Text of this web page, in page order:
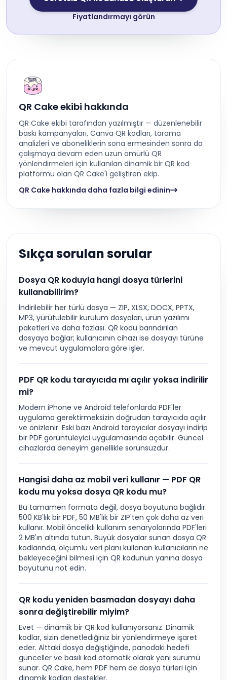
Fiyatlandırmayı görün
QR Cake ekibi hakkında
QR Cake ekibi tarafından yazılmıştır — düzenlenebilir
baskı kampanyaları, Canva QR kodları, tarama
analizleri ve aboneliklerin sona ermesinden sonra da
çalışmaya devam eden uzun ömürlü QR
yönlendirmeleri için kullanılan dinamik bir QR kod
platformu olan QR Cake'i geliştiren ekip.
QR Cake hakkında daha fazla bilgi edinin
Sıkça sorulan sorular
Dosya QR koduyla hangi dosya türlerini
kullanabilirim?
İndirilebilir her türlü dosya — ZIP, XLSX, DOCX, PPTX,
MP3, yürütülebilir kurulum dosyaları, ürün yazılımı
paketleri ve daha fazlası. QR kodu barındırılan
dosyaya bağlar; kullanıcının cihazı ise dosyayı türüne
ve mevcut uygulamalara göre işler.
PDF QR kodu tarayıcıda mı açılır yoksa indirilir
mi?
Modern iPhone ve Android telefonlarda PDF'ler
uygulama gerektirmeksizin doğrudan tarayıcıda açılır
ve önizlenir. Eski bazı Android tarayıcılar dosyayı indirip
bir PDF görüntüleyici uygulamasında açabilir. Güncel
cihazlarda deneyim genellikle sorunsuzdur.
Hangisi daha az mobil veri kullanır — PDF QR
kodu mu yoksa dosya QR kodu mu?
Bu tamamen formata değil, dosya boyutuna bağlıdır.
500 KB'lık bir PDF, 50 MB'lık bir ZIP'ten çok daha az veri
kullanır. Mobil öncelikli kullanım senaryolarında PDF'leri
2 MB'ın altında tutun. Büyük dosyalar sunan dosya QR
kodlarında, ölçümlü veri planı kullanan kullanıcıların ne
bekleyeceğini bilmesi için QR kodunun yanına dosya
boyutunu not edin.
QR kodu yeniden basmadan dosyayı daha
sonra değiştirebilir miyim?
Evet — dinamik bir QR kod kullanıyorsanız. Dinamik
kodlar, sizin denetlediğiniz bir yönlendirmeye işaret
eder. Alttaki dosya değiştiğinde, panodaki hedefi
günceller ve basılı kod otomatik olarak yeni sürümü
sunar. QR Cake, hem PDF hem de dosya türleri için
dinamik kodları destekler.